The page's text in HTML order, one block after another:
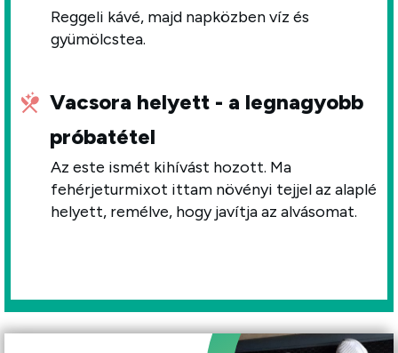
Reggeli kávé, majd napközben víz és
gyümölcstea.
Vacsora helyett - a legnagyobb
próbatétel
Az este ismét kihívást hozott. Ma
fehérjeturmixot ittam növényi tejjel az alaplé
helyett, remélve, hogy javítja az alvásomat.